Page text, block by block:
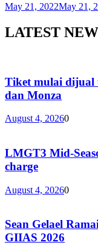
May 21, 2022May 21,
LATEST
Tiket mulai dijual
dan Monza
August 4, 20260
LMGT3 Mid-
charge
August 4, 20260
Sean Gelael
GIIAS 2026